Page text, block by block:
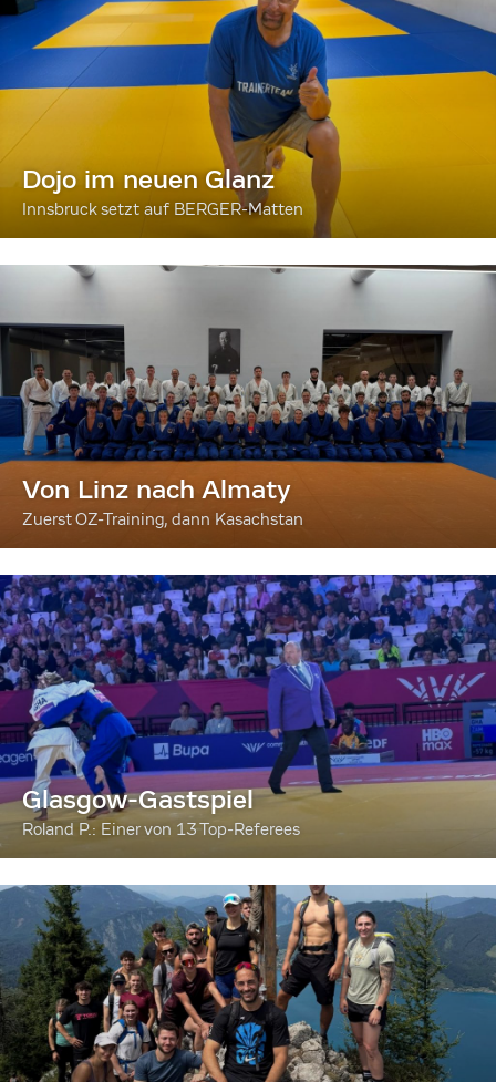
Dojo im neuen Glanz
Innsbruck setzt auf BERGER-Matten
Von Linz nach Almaty
Zuerst OZ-Training, dann Kasachstan
Glasgow-Gastspiel
Roland P.: Einer von 13 Top-Referees